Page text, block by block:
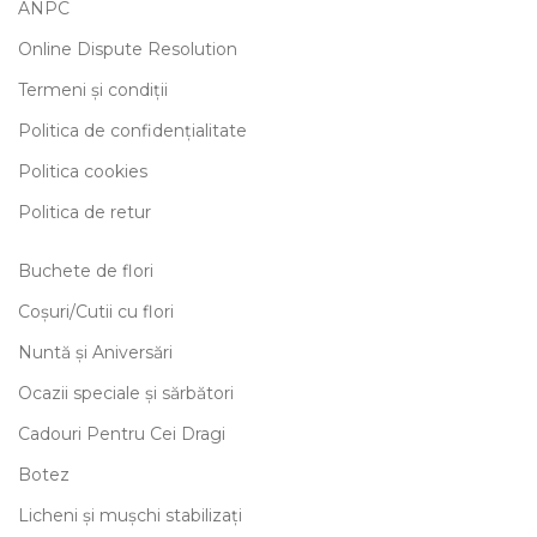
ANPC
Online Dispute Resolution
Termeni și condiții
Politica de confidențialitate
Politica cookies
Politica de retur
Buchete de flori
Coșuri/Cutii cu flori
Nuntă și Aniversări
Ocazii speciale și sărbători
Cadouri Pentru Cei Dragi
Botez
Licheni și mușchi stabilizați